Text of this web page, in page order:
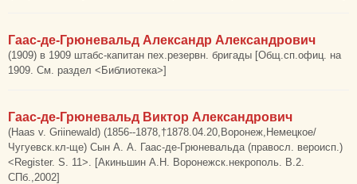
Гаас-де-Грюневальд Александр Александрович
(1909) в 1909 штабс-капитан пех.резервн. бригады [Общ.сп.офиц. на
1909. См. раздел <Библиотека>]
Гаас-де-Грюневальд Виктор Александрович
(Haas v. Griinewald) (1856--1878,†1878.04.20,Воронеж,Немецкое/
Чугуевск.кл-ще) Сын А. А. Гаас-де-Грюневальда (правосл. вероисп.)
<Register. S. 11>. [Акиньшин А.Н. Воронежск.некрополь. В.2.
СПб.,2002]